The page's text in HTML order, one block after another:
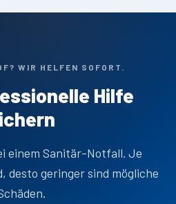
WIR HELFEN SOFORT.
Hilfe
einem Sanitär-Notfall. Je
desto geringer sind mögliche